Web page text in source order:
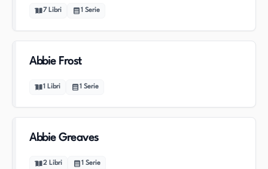
7 Libri 1 Serie
Abbie Frost
1 Libri 1 Serie
Abbie Greaves
2 Libri 1 Serie